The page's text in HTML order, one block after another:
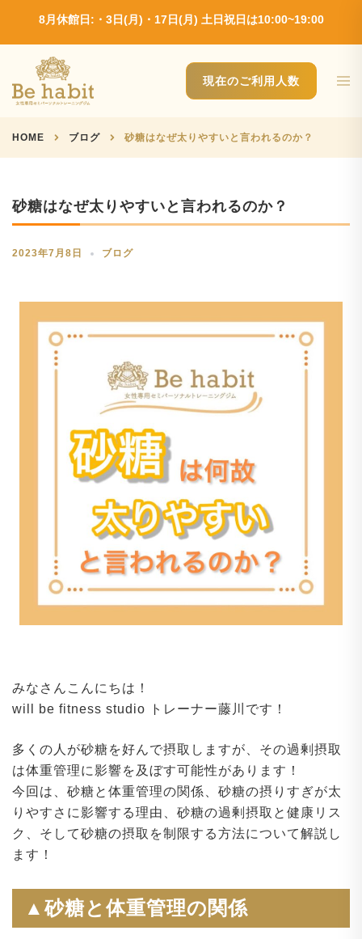
8月休館日:・3日(月)・17日(月) 土日祝日は10:00~19:00
現在のご利用人数
HOME ブログ 砂糖はなぜ太りやすいと言われるのか？
砂糖はなぜ太りやすいと言われるのか？
2023年7月8日 ブログ
みなさんこんにちは！
will be fitness studio トレーナー藤川です！
多くの人が砂糖を好んで摂取しますが、その過剰摂取
は体重管理に影響を及ぼす可能性があります！
今回は、砂糖と体重管理の関係、砂糖の摂りすぎが太
りやすさに影響する理由、砂糖の過剰摂取と健康リス
ク、そして砂糖の摂取を制限する方法について解説し
ます！
▲砂糖と体重管理の関係